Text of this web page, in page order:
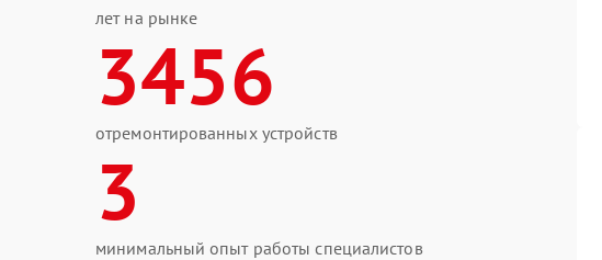
лет на рынке
3456
отремонтированных устройств
3
минимальный опыт работы специалистов